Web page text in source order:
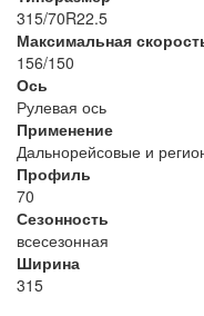
315/70R22.5
Максимальная
156/150
Ось
Рулевая ось
Применение
Дальнорейсовые и
Профиль
70
Сезонность
всесезонная
Ширина
315